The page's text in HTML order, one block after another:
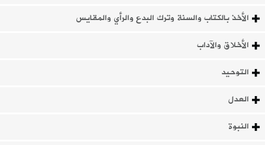
الأخذ بالكتاب والسنة وترك البدع والرأي والمقايس
الأخلاق والآداب
التوحيد
العدل
النبوة